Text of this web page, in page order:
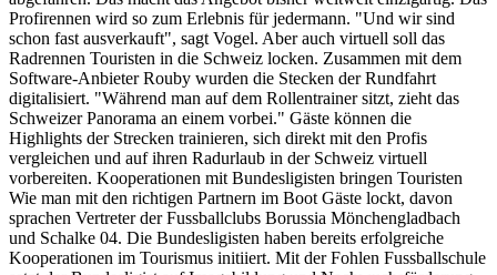
Profirennen wird so zum Erlebnis für jedermann. "Und wir sind
schon fast ausverkauft", sagt Vogel. Aber auch virtuell soll das
Radrennen Touristen in die Schweiz locken. Zusammen mit dem
Software-Anbieter Rouby wurden die Stecken der Rundfahrt
digitalisiert. "Während man auf dem Rollentrainer sitzt, zieht das
Schweizer Panorama an einem vorbei." Gäste können die
Highlights der Strecken trainieren, sich direkt mit den Profis
vergleichen und auf ihren Radurlaub in der Schweiz virtuell
vorbereiten. Kooperationen mit Bundesligisten bringen Touristen
Wie man mit den richtigen Partnern im Boot Gäste lockt, davon
sprachen Vertreter der Fussballclubs Borussia Mönchengladbach
und Schalke 04. Die Bundesligisten haben bereits erfolgreiche
Kooperationen im Tourismus initiiert. Mit der Fohlen Fussballschule